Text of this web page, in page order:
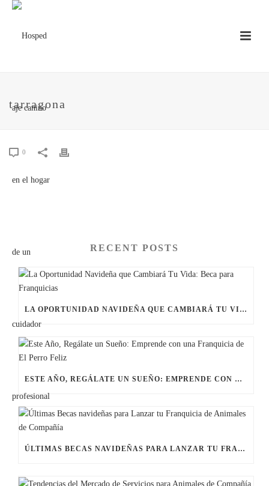
tarragona
0
RECENT POSTS
LA OPORTUNIDAD NAVIDEÑA QUE CAMBIARÁ TU VIDA: BECA PARA FRANQUICIAS
ESTE AÑO, REGÁLATE UN SUEÑO: EMPRENDE CON UNA FRANQUICIA DE EL PERRO FELIZ
ÚLTIMAS BECAS NAVIDEÑAS PARA LANZAR TU FRANQUICIA DE ANIMALES DE COMPAÑÍA